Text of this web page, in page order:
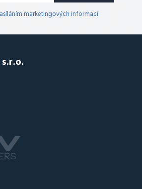
marketingových informací